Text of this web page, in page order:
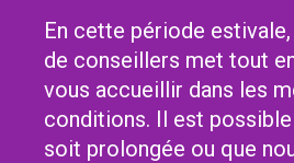
En cette période
de conseillers met tout
vous accueillir dans les
conditions. Il est possible
soit prolongée ou que